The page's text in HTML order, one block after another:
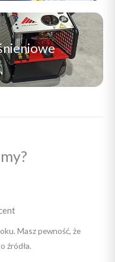
Masz pewność, że
źródła.